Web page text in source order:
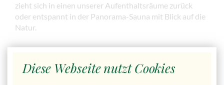
zieht sich in einen unserer Aufenthaltsräume zurück
oder entspannt in der Panorama-Sauna mit Blick auf die
Natur.
Diese Webseite nutzt Cookies